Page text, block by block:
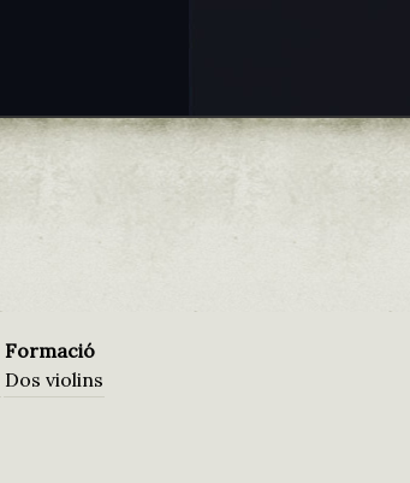
Formació
Dos violins